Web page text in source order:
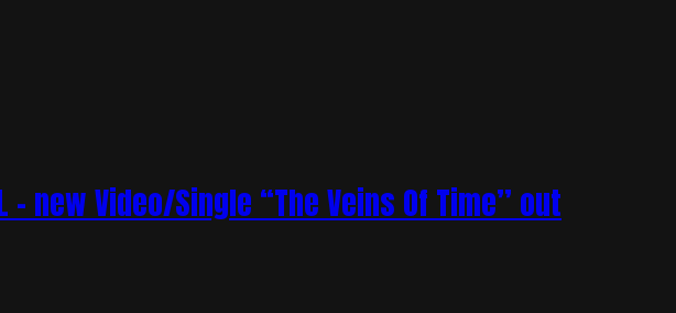
– new Video/Single “The Veins Of Time” out